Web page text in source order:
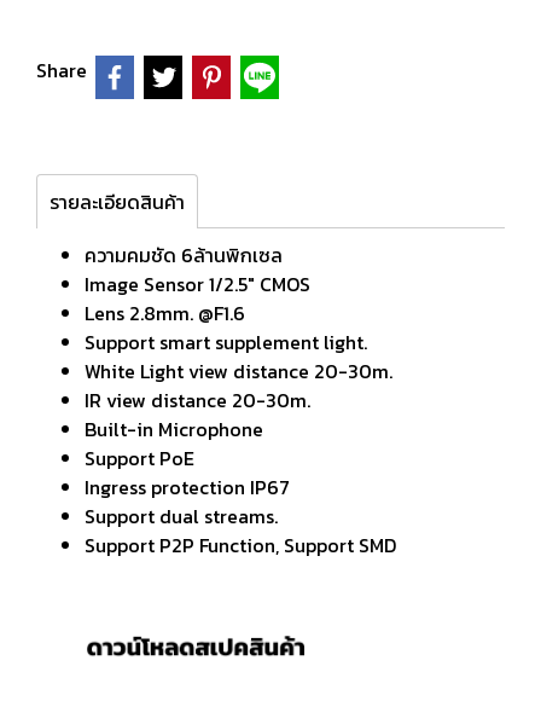
Share
รายละเอียดสินค้า
ความคมชัด 6ล้านพิกเซล
Image Sensor 1/2.5″ CMOS
Lens 2.8mm. @F1.6
Support smart supplement light.
White Light view distance 20-30m.
IR view distance 20-30m.
Built-in Microphone
Support PoE
Ingress protection IP67
Support dual streams.
Support P2P Function, Support SMD